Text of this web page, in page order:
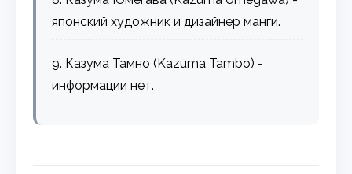
японский художник и дизайнер манги.
9. Казума Тамно (Kazuma Tambo) -
информации нет.